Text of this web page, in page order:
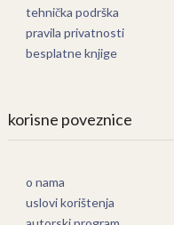
tehnička podrška
pravila privatnosti
besplatne knjige
korisne poveznice
o nama
uslovi korištenja